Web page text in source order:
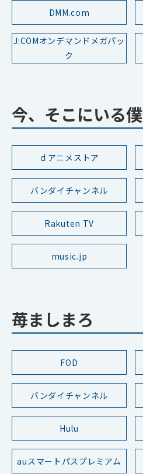
DMM.com
J:COMオンデマンドメガパッ
ク
今、そこにいる僕
ｄアニメストア
バンダイチャンネル
Rakuten TV
music.jp
苺ましまろ
FOD
バンダイチャンネル
Hulu
auスマートパスプレミアム